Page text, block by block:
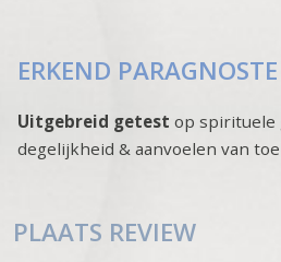
ERKEND PARAGNOSTE
Uitgebreid getest op spirituele
degelijkheid & aanvoelen van
PLAATS REVIEW